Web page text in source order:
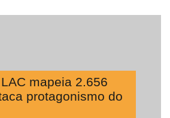
mapeia 2.656
protagonismo do